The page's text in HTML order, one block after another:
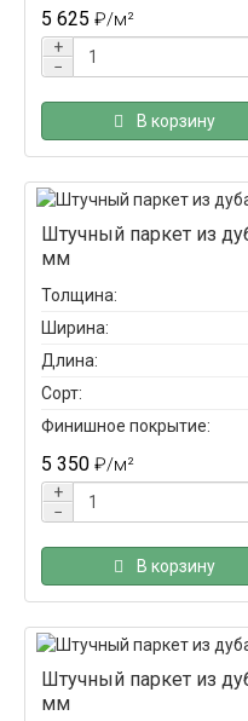
5 625 ₽/м²
+
−
В корзину
Штучный паркет из
мм
Толщина:
Ширина:
Длина:
Сорт:
Финишное покрытие:
5 350 ₽/м²
+
−
В корзину
Штучный паркет из
мм